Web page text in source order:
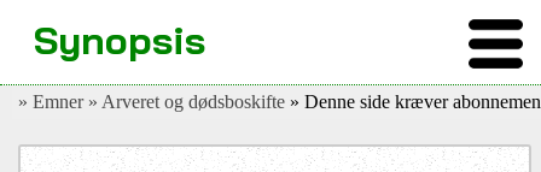
» Emner » Arveret og dødsboskifte » Denne side kræver
Synopsis